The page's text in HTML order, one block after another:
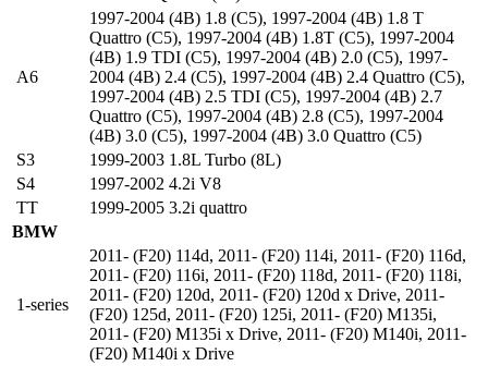
A6
1997-2004 (4B) 1.8 (C5), 1997-2004 (4B) 1.8 T
Quattro (C5), 1997-2004 (4B) 1.8T (C5), 1997-2004
(4B) 1.9 TDI (C5), 1997-2004 (4B) 2.0 (C5), 1997-
2004 (4B) 2.4 (C5), 1997-2004 (4B) 2.4 Quattro (C5),
1997-2004 (4B) 2.5 TDI (C5), 1997-2004 (4B) 2.7
Quattro (C5), 1997-2004 (4B) 2.8 (C5), 1997-2004
(4B) 3.0 (C5), 1997-2004 (4B) 3.0 Quattro (C5)
S3
1999-2003 1.8L Turbo (8L)
S4
1997-2002 4.2i V8
TT
1999-2005 3.2i quattro
BMW
1-series
2011- (F20) 114d, 2011- (F20) 114i, 2011- (F20) 116d,
2011- (F20) 116i, 2011- (F20) 118d, 2011- (F20) 118i,
2011- (F20) 120d, 2011- (F20) 120d x Drive, 2011-
(F20) 125d, 2011- (F20) 125i, 2011- (F20) M135i,
2011- (F20) M135i x Drive, 2011- (F20) M140i, 2011-
(F20) M140i x Drive